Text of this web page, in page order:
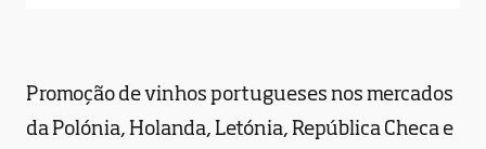
Promoção de vinhos portugueses nos mercados
da Polónia, Holanda, Letónia, República Checa e